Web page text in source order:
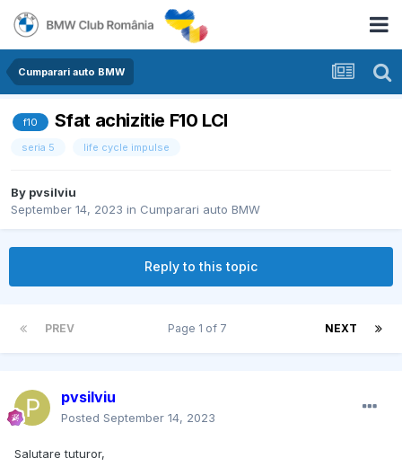
Cumparari auto BMW
f10 Sfat achizitie F10 LCI
seria 5 life cycle impulse
By pvsilviu
September 14, 2023 in Cumparari auto BMW
Reply to this topic
PREV NEXT
Page 1 of 7
pvsilviu
Posted September 14, 2023
Salutare tuturor,